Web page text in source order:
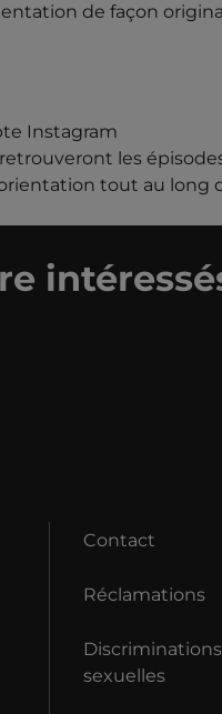
de façon
Instagram
les
tout au long
Contact
Réclamations
sexuelles